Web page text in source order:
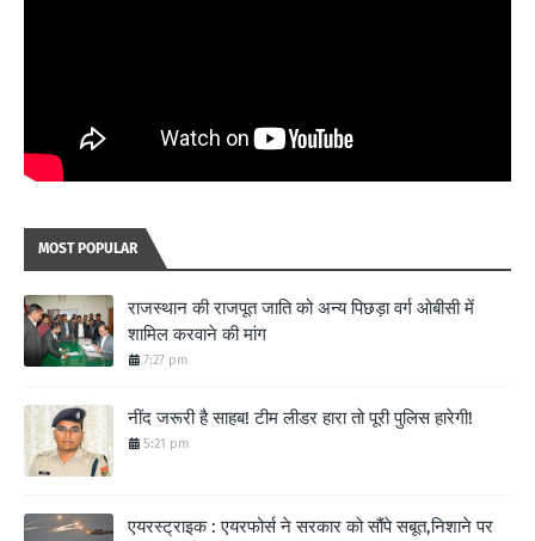
MOST POPULAR
राजस्थान की राजपूत जाति को अन्य पिछड़ा वर्ग ओबीसी में
शामिल करवाने की मांग
7:27 pm
नींद जरूरी है साहब! टीम लीडर हारा तो पूरी पुलिस हारेगी!
5:21 pm
एयरस्ट्राइक : एयरफोर्स ने सरकार को सौंपे सबूत,निशाने पर